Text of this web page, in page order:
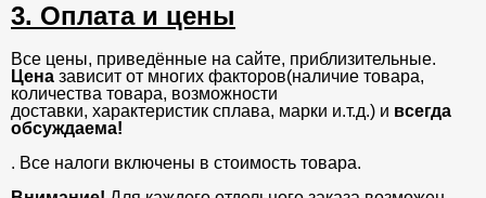
3. Оплата и цены
Все цены, приведённые на сайте, приблизительные.
Цена зависит от многих факторов(наличие товара,
количества товара, возможности
доставки, характеристик сплава, марки и.т.д.) и всегда
обсуждаема!
. Все налоги включены в стоимость товара.